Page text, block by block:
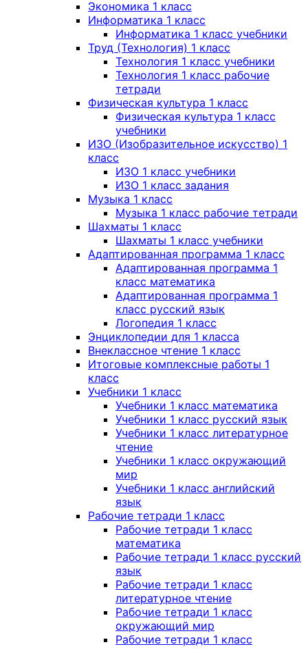
Экономика 1 класс
Информатика 1 класс
Информатика 1 класс учебники
Труд (Технология) 1 класс
Технология 1 класс учебники
Технология 1 класс рабочие
тетради
Физическая культура 1 класс
Физическая культура 1 класс
учебники
ИЗО (Изобразительное искусство) 1
класс
ИЗО 1 класс учебники
ИЗО 1 класс задания
Музыка 1 класс
Музыка 1 класс рабочие тетради
Шахматы 1 класс
Шахматы 1 класс учебники
Адаптированная программа 1 класс
Адаптированная программа 1
класс математика
Адаптированная программа 1
класс русский язык
Логопедия 1 класс
Энциклопедии для 1 класса
Внеклассное чтение 1 класс
Итоговые комплексные работы 1
класс
Учебники 1 класс
Учебники 1 класс математика
Учебники 1 класс русский язык
Учебники 1 класс литературное
чтение
Учебники 1 класс окружающий
мир
Учебники 1 класс английский
язык
Рабочие тетради 1 класс
Рабочие тетради 1 класс
математика
Рабочие тетради 1 класс русский
язык
Рабочие тетради 1 класс
литературное чтение
Рабочие тетради 1 класс
окружающий мир
Рабочие тетради 1 класс